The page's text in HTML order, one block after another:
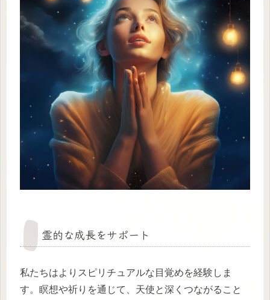
霊的な成長をサポート
私たちはよりスピリチュアルな目覚めを経験しま
す。瞑想や祈りを通じて、天使と深くつながること